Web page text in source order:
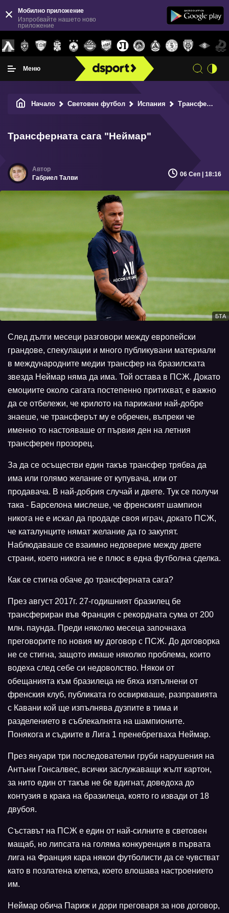
Мобилно приложение
Изпробвайте нашето ново
приложение
Меню
Начало Световен футбол Испания Трансферната сага "Неймар"
Трансферната сага "Неймар"
Габриел Талви 06 Сеп | 18:16
БТА
След дълги месеци разговори между европейски
грандове, спекулации и много публикувани материали
в международните медии трансфер на бразилската
звезда Неймар няма да има. Той остава в ПСЖ. Докато
емоциите около сагата постепенно притихват, е важно
да се отбележи, че крилото на парижани най-добре
знаеше, че трансферът му е обречен, въпреки че
именно то настояваше от първия ден на летния
трансферен прозорец.
За да се осъществи един такъв трансфер трябва да
има или голямо желание от купувача, или от
продавача. В най-добрия случай и двете. Тук се получи
така - Барселона мислеше, че френският шампион
никога не е искал да продаде своя играч, докато ПСЖ,
че каталунците нямат желание да го закупят.
Наблюдаваше се взаимно недоверие между двете
страни, което никога не е плюс в една футболна сделка.
Как се стигна обаче до трансферната сага?
През август 2017г. 27-годишният бразилец бе
трансфериран във Франция с рекордната сума от 200
млн. паунда. Преди няколко месеца започнаха
преговорите по новия му договор с ПСЖ. До договорка
не се стигна, защото имаше няколко проблема, които
водеха след себе си недоволство. Някои от
обещанията към бразилеца не бяха изпълнени от
френския клуб, публиката го освиркваше, разправията
с Кавани кой ще изпълнява дузпите в тима и
разделението в съблекалнята на шампионите.
Понякога и съдиите в Лига 1 пренебрегваха Неймар.
През януари три последователни груби нарушения на
Антъни Гонсалвес, всички заслужаващи жълт картон,
за нито един от такъв не бе вдигнат, доведоха до
контузия в крака на бразилеца, която го извади от 18
двубоя.
Съставът на ПСЖ е един от най-силните в световен
мащаб, но липсата на голяма конкуренция в първата
лига на Франция кара някои футболисти да се чувстват
като в позлатена клетка, което влошава настроението
им.
Неймар обича Париж и дори преговаря за нов договор,